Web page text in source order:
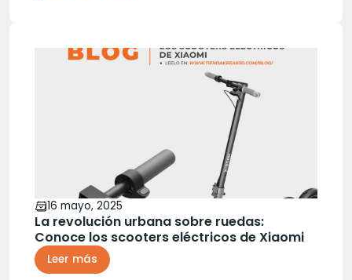
16 mayo, 2025
La revolución urbana sobre ruedas:
Conoce los scooters eléctricos de Xiaomi
Leer más